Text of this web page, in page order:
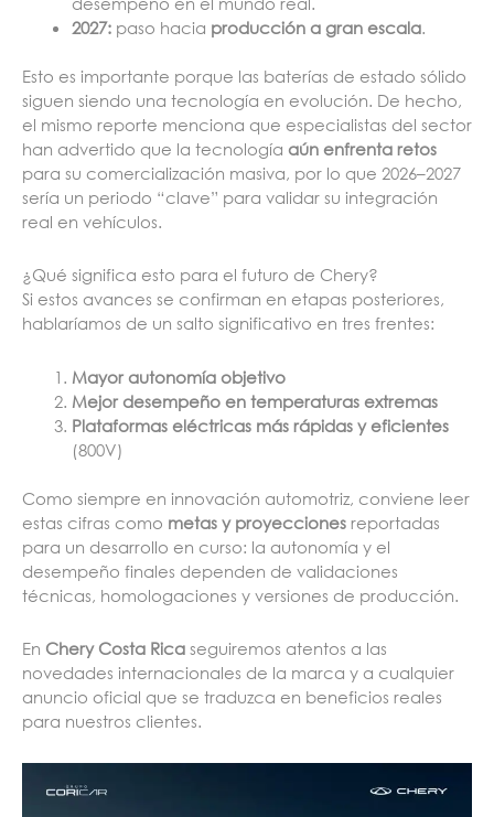
2027: paso hacia producción a gran escala.
Esto es importante porque las baterías de estado sólido
siguen siendo una tecnología en evolución. De hecho,
el mismo reporte menciona que especialistas del sector
han advertido que la tecnología aún enfrenta retos
para su comercialización masiva, por lo que 2026–2027
sería un periodo “clave” para validar su integración
real en vehículos.
¿Qué significa esto para el futuro de Chery?
Si estos avances se confirman en etapas posteriores,
hablaríamos de un salto significativo en tres frentes:
Mayor autonomía objetivo
Mejor desempeño en temperaturas extremas
Plataformas eléctricas más rápidas y eficientes
(800V)
Como siempre en innovación automotriz, conviene leer
estas cifras como metas y proyecciones reportadas
para un desarrollo en curso: la autonomía y el
desempeño finales dependen de validaciones
técnicas, homologaciones y versiones de producción.
En Chery Costa Rica seguiremos atentos a las
novedades internacionales de la marca y a cualquier
anuncio oficial que se traduzca en beneficios reales
para nuestros clientes.